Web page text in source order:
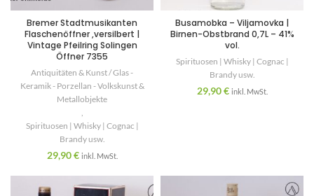
Bremer Stadtmusikanten
Flaschenöffner ,versilbert |
Vintage Pfeilring Solingen
Öffner 7355
Antiquitäten & Kunst / Glas -
Keramik - Porzellan - Volkskunst &
Metallobjekte
,
Spirituosen | Whisky | Cognac |
Brandy usw.
29,90€ inkl. MwSt.
Busamobka – Viljamovka |
Birnen-Obstbrand 0,7L – 41%
vol.
Spirituosen | Whisky | Cognac |
Brandy usw.
29,90€ inkl. MwSt.